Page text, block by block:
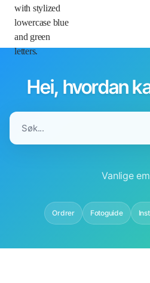
Hei, hvordan
Vanlige
Ordrer Fotoguide